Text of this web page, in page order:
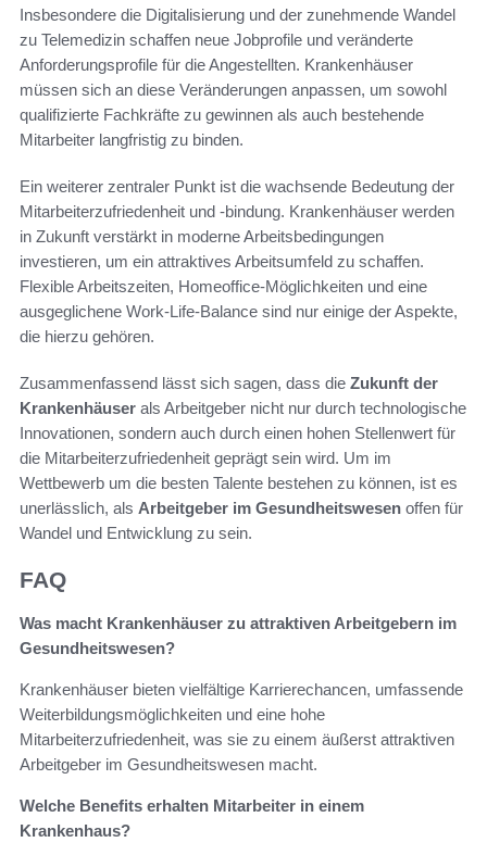
Insbesondere die Digitalisierung und der zunehmende Wandel
zu Telemedizin schaffen neue Jobprofile und veränderte
Anforderungsprofile für die Angestellten. Krankenhäuser
müssen sich an diese Veränderungen anpassen, um sowohl
qualifizierte Fachkräfte zu gewinnen als auch bestehende
Mitarbeiter langfristig zu binden.
Ein weiterer zentraler Punkt ist die wachsende Bedeutung der
Mitarbeiterzufriedenheit und -bindung. Krankenhäuser werden
in Zukunft verstärkt in moderne Arbeitsbedingungen
investieren, um ein attraktives Arbeitsumfeld zu schaffen.
Flexible Arbeitszeiten, Homeoffice-Möglichkeiten und eine
ausgeglichene Work-Life-Balance sind nur einige der Aspekte,
die hierzu gehören.
Zusammenfassend lässt sich sagen, dass die Zukunft der
Krankenhäuser als Arbeitgeber nicht nur durch technologische
Innovationen, sondern auch durch einen hohen Stellenwert für
die Mitarbeiterzufriedenheit geprägt sein wird. Um im
Wettbewerb um die besten Talente bestehen zu können, ist es
unerlässlich, als Arbeitgeber im Gesundheitswesen offen für
Wandel und Entwicklung zu sein.
FAQ
Was macht Krankenhäuser zu attraktiven Arbeitgebern im
Gesundheitswesen?
Krankenhäuser bieten vielfältige Karrierechancen, umfassende
Weiterbildungsmöglichkeiten und eine hohe
Mitarbeiterzufriedenheit, was sie zu einem äußerst attraktiven
Arbeitgeber im Gesundheitswesen macht.
Welche Benefits erhalten Mitarbeiter in einem
Krankenhaus?